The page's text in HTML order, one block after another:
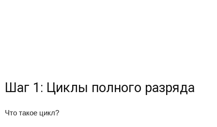
Шаг 1: Циклы полного разряда
Что такое цикл?